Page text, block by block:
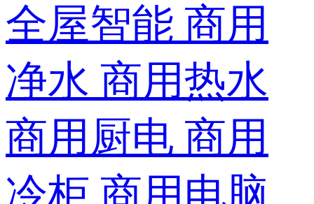
全屋智能 商用
净水 商用热水
商用厨电 商用
冷柜 商用电脑